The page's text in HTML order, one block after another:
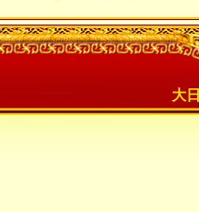
大